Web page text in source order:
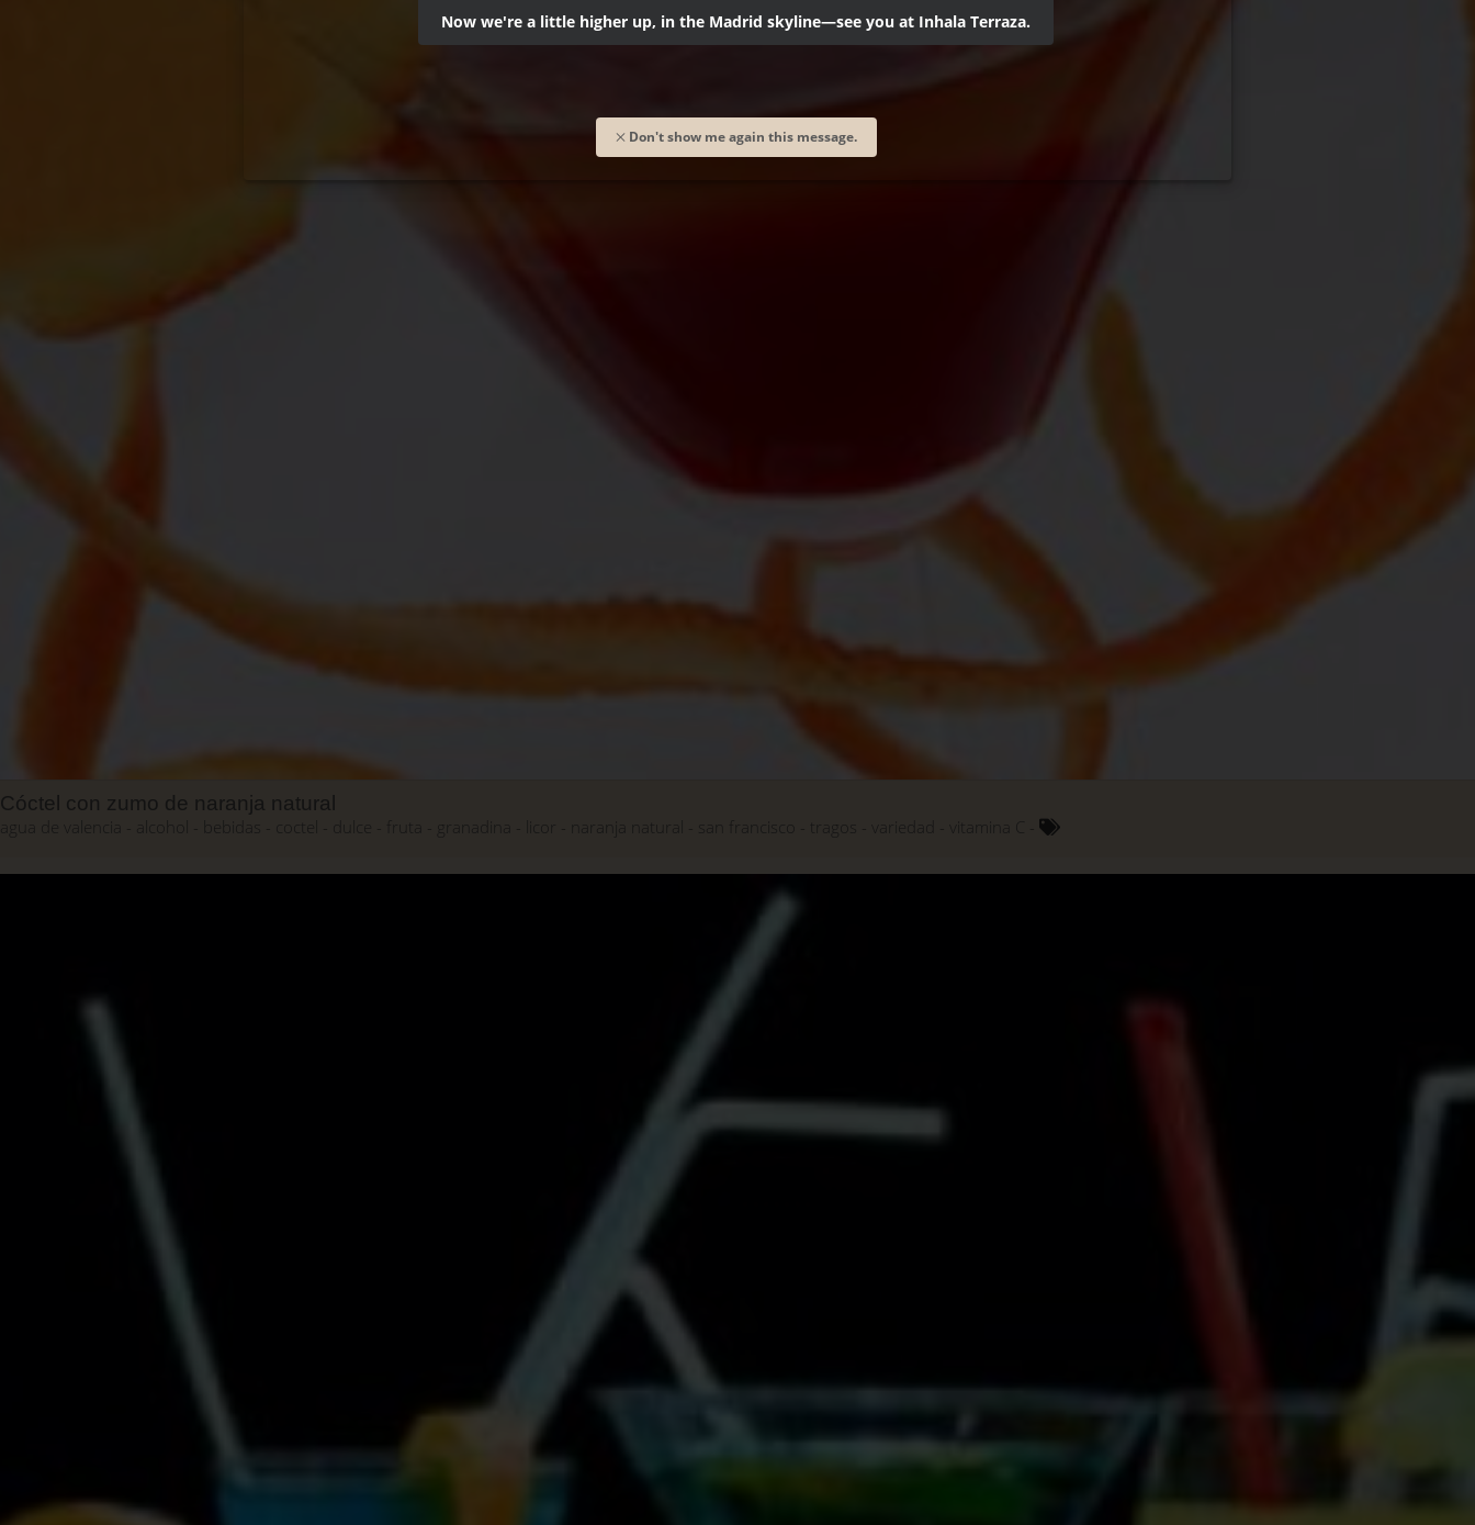
Cóctel con zumo de naranja natural
agua de valencia
bebidas coctel dulce fruta granadina naranja natural tragos variedad vitamina C
Now we're a little higher up, in the Madrid skyline—see you at Inhala Terraza.
Don't show me again this message.